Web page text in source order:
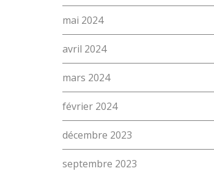
mai 2024
avril 2024
mars 2024
février 2024
décembre 2023
septembre 2023